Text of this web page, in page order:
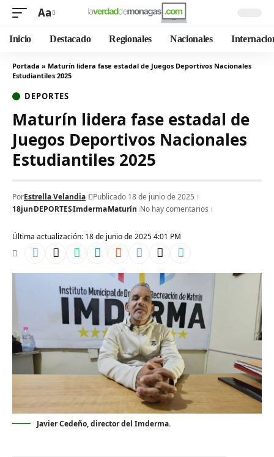
Aa
Inicio Destacado Regionales Nacionales
Portada » Maturín lidera fase estadal de Juegos Deportivos Nacionales
Estudiantiles 2025‎
DEPORTES
Maturín lidera fase estadal de
Juegos Deportivos Nacionales
Estudiantiles 2025‎
Última actualización: 18 de junio de 2025 4:01 PM
PorEstrella Velandia
Publicado 18 de junio de 2025
18junDEPORTESImdermaMaturín No hay comentarios
Javier Cedeño, director del Imderma.